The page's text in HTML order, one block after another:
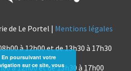
de Le Portel | Mentions légales
à 12h00 et de 13h30 à 17h30
à 12h00 et de 13h30 à 17h00
En poursuivant votre
sur ce site, vous